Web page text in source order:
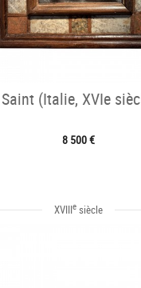
Saint (Italie, XVIe
8 500 €
XVIIIe siècle